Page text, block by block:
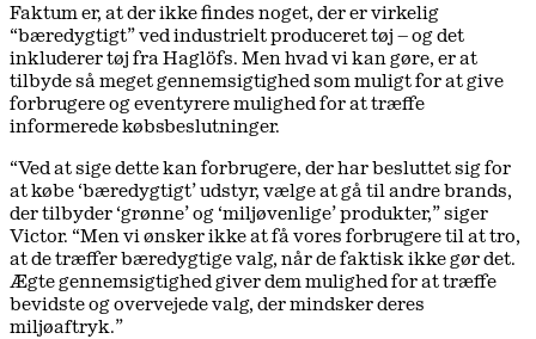
Faktum er, at der ikke findes noget, der er virkelig
“bæredygtigt” ved industrielt produceret tøj – og det
inkluderer tøj fra Haglöfs. Men hvad vi kan gøre, er at
tilbyde så meget gennemsigtighed som muligt for at give
forbrugere og eventyrere mulighed for at træffe
informerede købsbeslutninger.
“Ved at sige dette kan forbrugere, der har besluttet sig for
at købe ‘bæredygtigt’ udstyr, vælge at gå til andre brands,
der tilbyder ‘grønne’ og ‘miljøvenlige’ produkter,” siger
Victor. “Men vi ønsker ikke at få vores forbrugere til at tro,
at de træffer bæredygtige valg, når de faktisk ikke gør det.
Ægte gennemsigtighed giver dem mulighed for at træffe
bevidste og overvejede valg, der mindsker deres
miljøaftryk.”